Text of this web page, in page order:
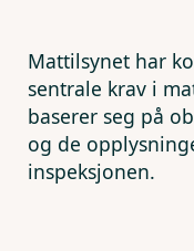
Mattilsynet har
sentrale krav i
baserer seg på
og de
inspeksjonen.